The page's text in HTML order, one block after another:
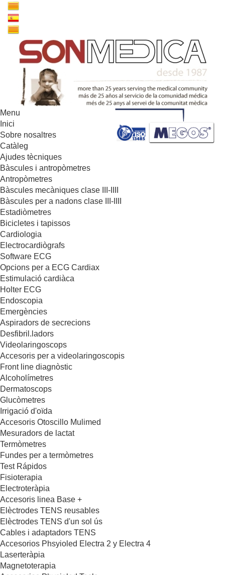
Menu
Inici
Sobre nosaltres
Catàleg
Ajudes tècniques
Bàscules i antropòmetres
Antropòmetres
Bàscules mecàniques clase III-IIII
Bàscules per a nadons clase III-IIII
Estadiòmetres
Bicicletes i tapissos
Cardiologia
Electrocardiògrafs
Software ECG
Opcions per a ECG Cardiax
Estimulació cardiàca
Holter ECG
Endoscopia
Emergències
Aspiradors de secrecions
Desfibril.ladors
Videolaringoscops
Accesoris per a videolaringoscopis
Front line diagnòstic
Alcoholímetres
Dermatoscops
Glucòmetres
Irrigació d'oïda
Accesoris Otoscillo Mulimed
Mesuradors de lactat
Termòmetres
Fundes per a termòmetres
Test Rápidos
Fisioterapia
Electroteràpia
Accesoris linea Base +
Elèctrodes TENS reusables
Elèctrodes TENS d'un sol ús
Cables i adaptadors TENS
Accesorios Phsyioled Electra 2 y Electra 4
Laserteràpia
Magnetoterapia